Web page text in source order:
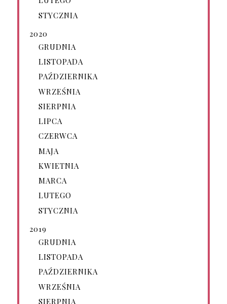
STYCZNIA
2020
GRUDNIA
LISTOPADA
PAŹDZIERNIKA
WRZEŚNIA
SIERPNIA
LIPCA
CZERWCA
MAJA
KWIETNIA
MARCA
LUTEGO
STYCZNIA
2019
GRUDNIA
LISTOPADA
PAŹDZIERNIKA
WRZEŚNIA
SIERPNIA